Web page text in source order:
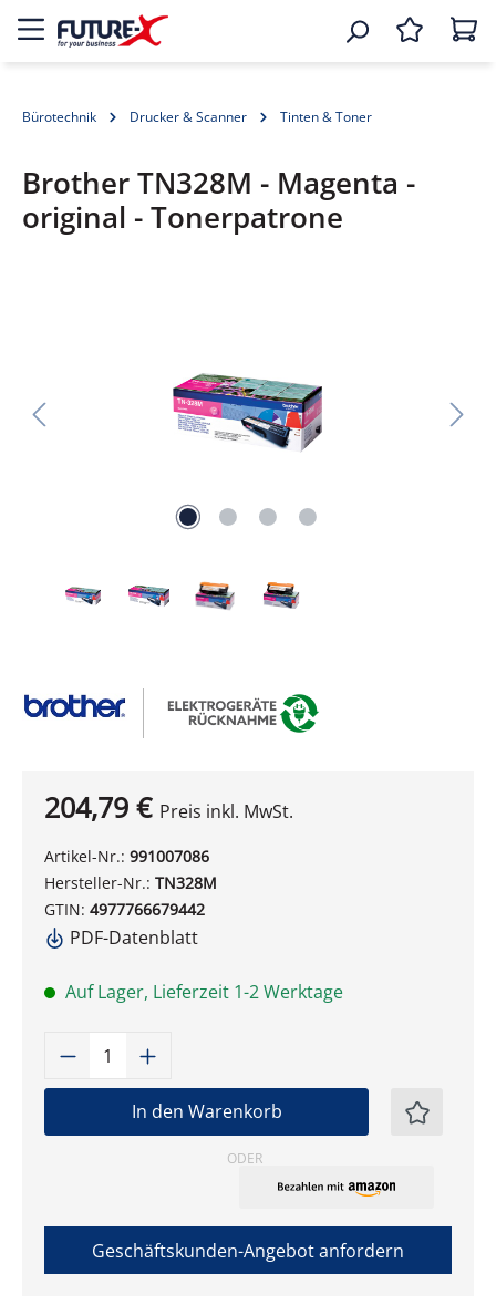
Bürotechnik Drucker & Scanner Tinten & Toner
Brother TN328M - Magenta -
original - Tonerpatrone
204,79 € Preis inkl. MwSt.
Artikel-Nr.: 991007086
Hersteller-Nr.: TN328M
GTIN: 4977766679442
PDF-Datenblatt
Auf Lager, Lieferzeit 1-2 Werktage
Produkt Anzahl: Gib den
In den Warenkorb
ODER
Geschäftskunden-Angebot anfordern